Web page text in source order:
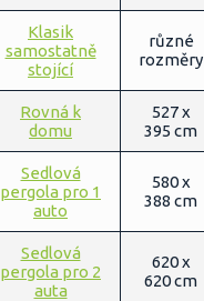
Klasik
samostatně
stojící
různé
rozměry
Rovná k
domu
527 x
395 cm
Sedlová
pergola pro 1
auto
580 x
388 cm
Sedlová
pergola pro 2
auta
620 x
620 cm